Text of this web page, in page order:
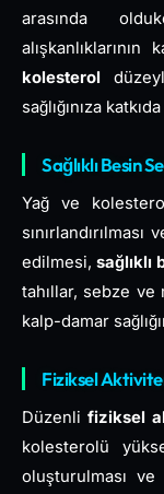
arasında
kolesterol
sağlığınıza
Sağlıklı Besin
Yağ ve
edilmesi,sağlıklı
tahıllar, sebze
kalp-damar
Fiziksel
Düzenlifiziksel
kolesterolü
oluşturulması